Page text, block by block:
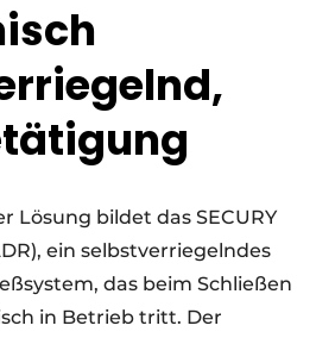
Lösung bildet das SECURY
ein selbstverriegelndes
das beim Schließen
in Betrieb tritt. Der